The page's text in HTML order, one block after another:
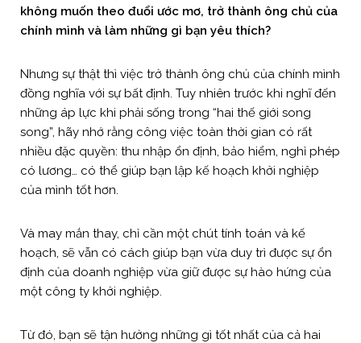
không muốn theo đuổi ước mơ, trở thành ông chủ của
chính mình và làm những gì bạn yêu thích?
Nhưng sự thật thì việc trở thành ông chủ của chính mình
đồng nghĩa với sự bất định. Tuy nhiên trước khi nghĩ đến
những áp lực khi phải sống trong “hai thế giới song
song”, hãy nhớ rằng công việc toàn thời gian có rất
nhiều đặc quyền: thu nhập ổn định, bảo hiểm, nghỉ phép
có lương… có thể giúp bạn lập kế hoạch khởi nghiệp
của mình tốt hơn.
Và may mắn thay, chỉ cần một chút tính toán và kế
hoạch, sẽ vẫn có cách giúp bạn vừa duy trì được sự ổn
định của doanh nghiệp vừa giữ được sự hào hứng của
một công ty khởi nghiệp.
Từ đó, bạn sẽ tận hưởng những gì tốt nhất của cả hai